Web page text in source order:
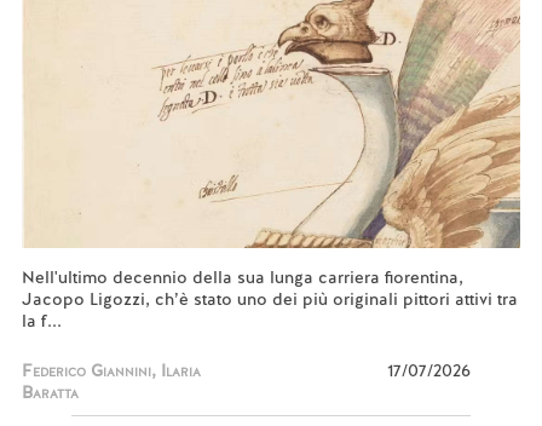
Nell'ultimo decennio della sua lunga carriera fiorentina,
Jacopo Ligozzi, ch’è stato uno dei più originali pittori attivi tra
la f...
Federico Giannini, Ilaria
Baratta
17/07/2026